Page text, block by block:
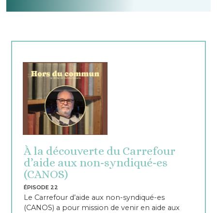
À la découverte du Carrefour
d’aide aux non-syndiqué-es
(CANOS)
ÉPISODE 22
Le Carrefour d’aide aux non-syndiqué-es
(CANOS) a pour mission de venir en aide aux